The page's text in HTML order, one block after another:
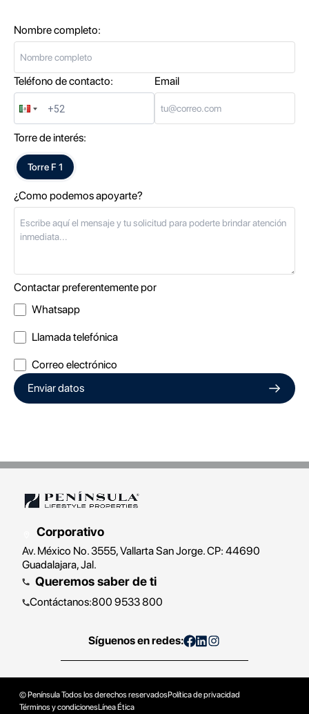
Nombre completo:
Teléfono de contacto: Email
Torre de interés:
Torre F 1
¿Como podemos apoyarte?
Contactar preferentemente por
Whatsapp
Llamada telefónica
Correo electrónico
Enviar datos
Corporativo
Av. México No. 3555, Vallarta San Jorge. CP: 44690
Guadalajara, Jal.
Queremos saber de ti
Contáctanos:800 9533 800
© PenínsulaTodos los derechos reservadosPolítica de privacidad
Términos y condicionesLínea Ética
Síguenos en redes: